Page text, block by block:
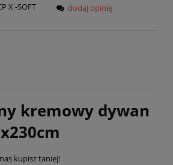
X -SOFT
dodaj opinię
kremowy dywan
kupisz taniej!